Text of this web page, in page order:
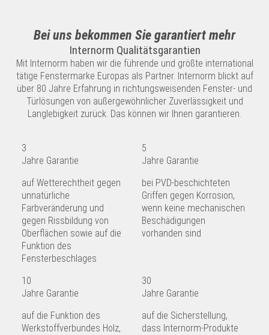
Bei uns bekommen Sie garantiert mehr
Internorm Qualitätsgarantien
Mit Internorm haben wir die führende und größte international
tätige Fenstermarke Europas als Partner. Internorm blickt auf
über 80 Jahre Erfahrung in richtungsweisenden Fenster- und
Türlösungen von außergewöhnlicher Zuverlässigkeit und
Langlebigkeit zurück. Das können wir Ihnen garantieren.
3
Jahre Garantie
auf Wetterechtheit gegen
unnatürliche
Farbveränderung und
gegen Rissbildung von
Oberflächen sowie auf die
Funktion des
Fensterbeschlages
5
Jahre Garantie
bei PVD-beschichteten
Griffen gegen Korrosion,
wenn keine mechanischen
Beschädigungen
vorhanden sind
10
Jahre Garantie
auf die Funktion des
Werkstoffverbundes Holz,
30
Jahre Garantie
auf die Sicherstellung,
dass Internorm-Produkte